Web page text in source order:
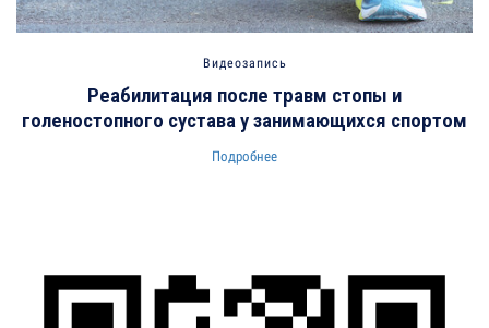
Видеозапись
Реабилитация после травм стопы и
голеностопного сустава у занимающихся спортом
Подробнее